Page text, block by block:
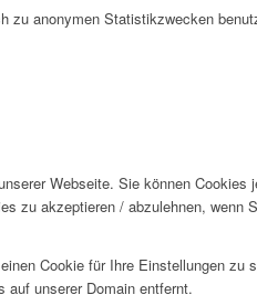
zu anonymen Statistikzwecken
Webseite. Sie können Cookies
zu akzeptieren / abzulehnen, wenn
Cookie für Ihre Einstellungen zu
auf unserer Domain entfernt.